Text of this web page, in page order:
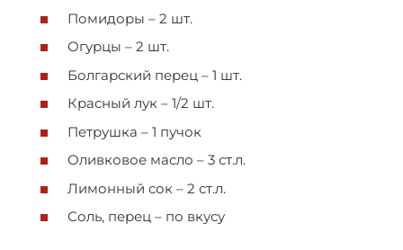
Помидоры – 2 шт.
Огурцы – 2 шт.
Болгарский перец – 1 шт.
Красный лук – 1/2 шт.
Петрушка – 1 пучок
Оливковое масло – 3 ст.л.
Лимонный сок – 2 ст.л.
Соль, перец – по вкусу